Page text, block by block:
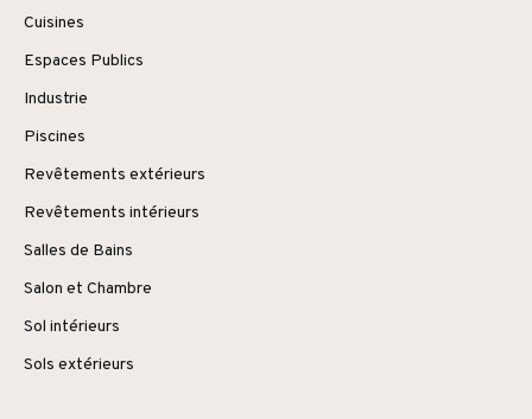
Cuisines
Espaces Publics
Industrie
Piscines
Revêtements extérieurs
Revêtements intérieurs
Salles de Bains
Salon et Chambre
Sol intérieurs
Sols extérieurs